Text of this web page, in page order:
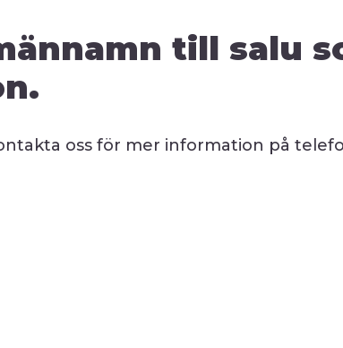
till salu
oss för mer information på